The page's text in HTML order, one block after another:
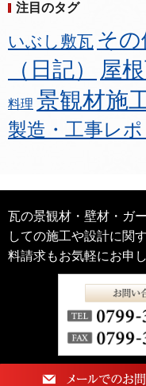
注目のタグ
いぶし敷瓦 そ
（日記）
屋
料理 景観材施
製造・工事レポ
瓦の景観材・壁材・ガ
しての施工や設計に関
料請求もお気軽にお申